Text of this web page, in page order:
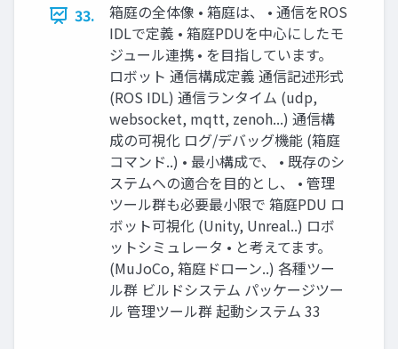
33.
箱庭の全体像 • 箱庭は、 • 通信をROS
IDLで定義 • 箱庭PDUを中心にしたモ
ジュール連携 • を目指しています。
ロボット 通信構成定義 通信記述形式
(ROS IDL) 通信ランタイム (udp,
websocket, mqtt, zenoh...) 通信構
成の可視化 ログ/デバッグ機能 (箱庭
コマンド..) • 最小構成で、 • 既存のシ
ステムへの適合を目的とし、 • 管理
ツール群も必要最小限で 箱庭PDU ロ
ボット可視化 (Unity, Unreal..) ロボ
ットシミュレータ • と考えてます。
(MuJoCo, 箱庭ドローン..) 各種ツー
ル群 ビルドシステム パッケージツー
ル 管理ツール群 起動システム 33